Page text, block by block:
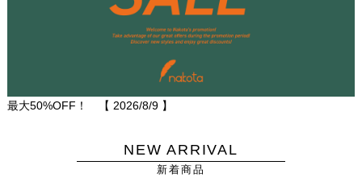
最大50%OFF！ 【 2026/8/9】
NEW ARRIVAL
新着商品